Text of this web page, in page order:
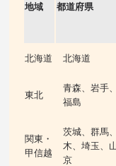
地域 都道府県
北海道 北海道
東北
青森、岩手
福島
関東・
甲信越
茨城、群馬
木、埼玉、
京